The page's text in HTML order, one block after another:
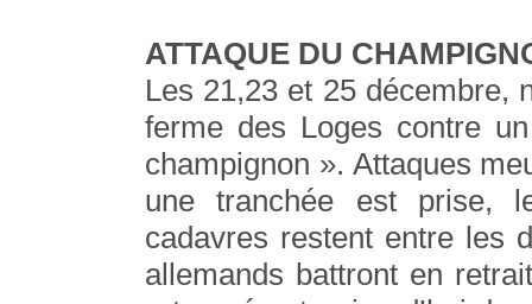
ATTAQUE DU
Les 21,23 et 25 décembre,
ferme des Loges contre
champignon ». Attaques
une tranchée est prise,
cadavres restent entre les
allemands battront en